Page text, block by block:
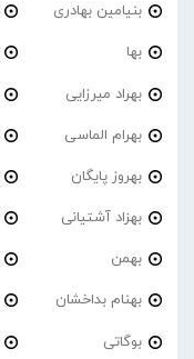
بنیامین بهادری
بها
بهراد میرزایی
بهرام الماسی
بهروز پایگان
بهزاد آشتیانی
بهمن
بهنام بداخشان
بوگاتی